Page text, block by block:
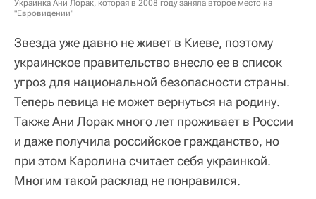
Украинка Ани Лорак, которая в 2008 году заняла второе место на
"Евровидении"
Звезда уже давно не живет в Киеве, поэтому
украинское правительство внесло ее в список
угроз для национальной безопасности страны.
Теперь певица не может вернуться на родину.
Также Ани Лорак много лет проживает в России
и даже получила российское гражданство, но
при этом Каролина считает себя украинкой.
Многим такой расклад не понравился.